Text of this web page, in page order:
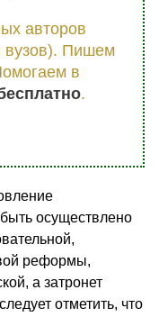
авторов
вузов). Пишем
в
.
осуществлено
реформы,
а затронет
отметить, что